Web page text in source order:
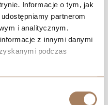
Informacje o tym, jak
partnerom
i analitycznym.
z innymi danymi
podczas
BUDOWĘ